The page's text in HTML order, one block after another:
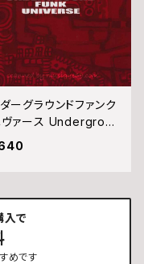
ーグラウンドファンク
ァース Undergroun
Universe - S/T
で
めです